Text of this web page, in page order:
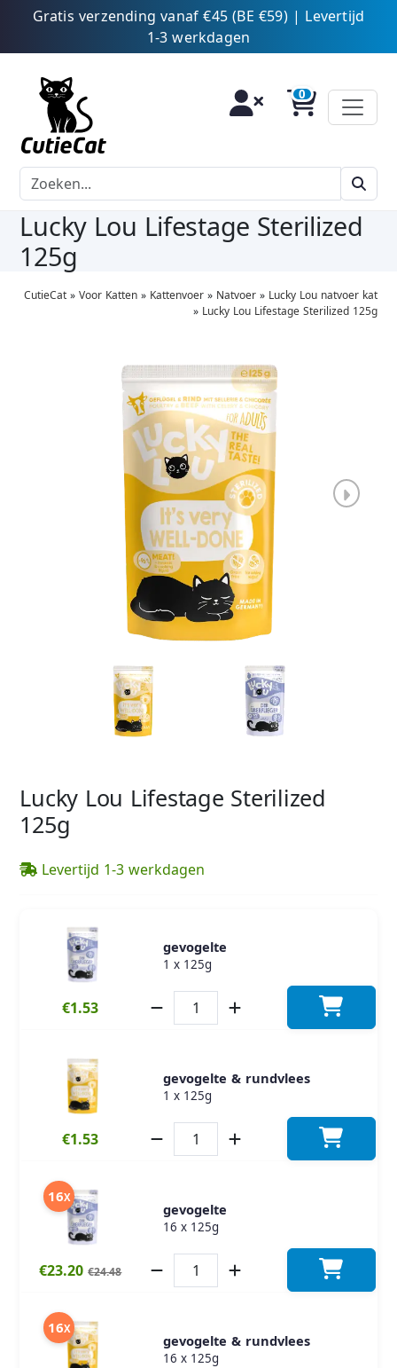
Gratis verzending vanaf €45 (BE €59) | Levertijd
1-3 werkdagen
Lucky Lou Lifestage Sterilized
125g
CutieCat» Voor Katten» Kattenvoer» Natvoer» Lucky Lou natvoer kat
» Lucky Lou Lifestage Sterilized 125g
Lucky Lou Lifestage Sterilized
125g
Levertijd 1-3 werkdagen
gevogelte
1 x 125g
€1.53
gevogelte & rundvlees
1 x 125g
€1.53
16X
gevogelte
16 x 125g
€23.20€24.48
16X
gevogelte & rundvlees
16 x 125g